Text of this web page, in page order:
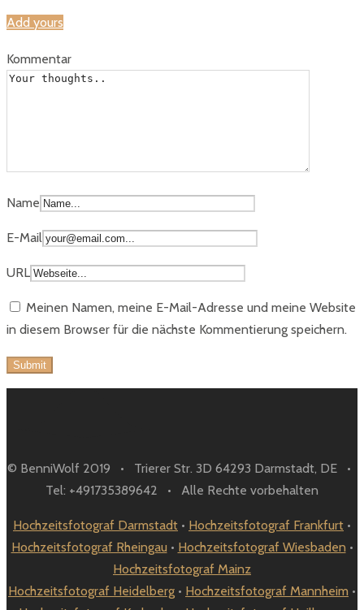
Add yours
Kommentar
Name
E-Mail
URL
Meinen Namen, meine E-Mail-Adresse und meine Website
in diesem Browser für die nächste Kommentierung speichern.
© BenniWolf 2019 • Trierer Str. 3D 64293 Darmstadt, DE •
Tel: +491735389642 • Alle Rechte vorbehalten
Hochzeitsfotograf Darmstadt • Hochzeitsfotograf Frankfurt •
Hochzeitsfotograf Rheingau • Hochzeitsfotograf Wiesbaden •
Hochzeitsfotograf Mainz
Hochzeitsfotograf Heidelberg • Hochzeitsfotograf Mannheim •